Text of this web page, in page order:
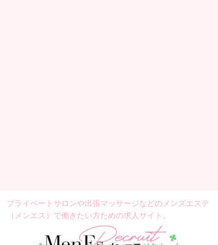
プライベートサロンや出張マッサージなどの メンズエステ
（メンエス）で働きたい方ための求人サイト。